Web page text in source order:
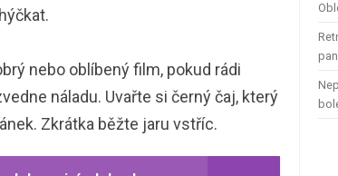
nebo oblíbený film, pokud rádi
náladu. Uvařte si černý čaj, který
Zkrátka běžte jaru vstříc.